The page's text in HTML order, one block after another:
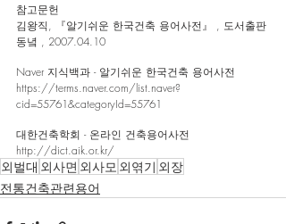
참고문헌
김왕직, 『알기쉬운 한국건축 용어사전』 , 도서출판
동녘 , 2007.04.10
Naver 지식백과 - 알기쉬운 한국건축 용어사전
https://terms.naver.com/list.naver?
cid=55761&categoryId=55761
대한건축학회 - 온라인 건축용어사전
http://dict.aik.or.kr/
외벌대 외사면 외사모 외엮기 외장
전통건축관련용어